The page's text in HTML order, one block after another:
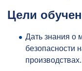
Цели
Дать знания о
безопасности
производствах.